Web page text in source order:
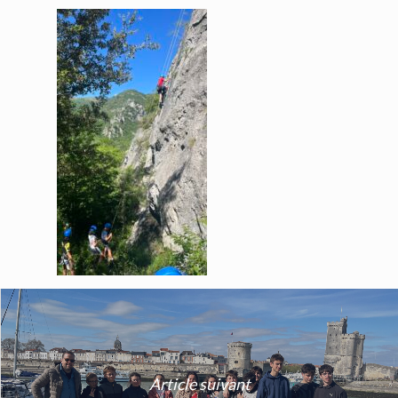
Article suivant